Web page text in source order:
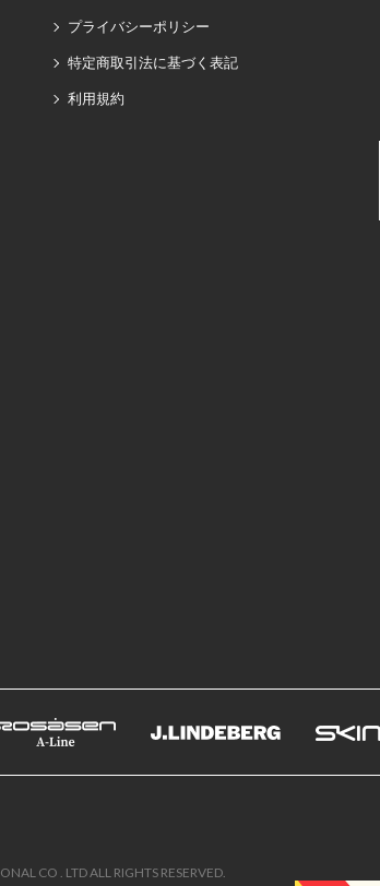
プライバシーポリシー
特定商取引法に基づく表記
利用規約
CO . LTD ALL RIGHTS RESERVED.